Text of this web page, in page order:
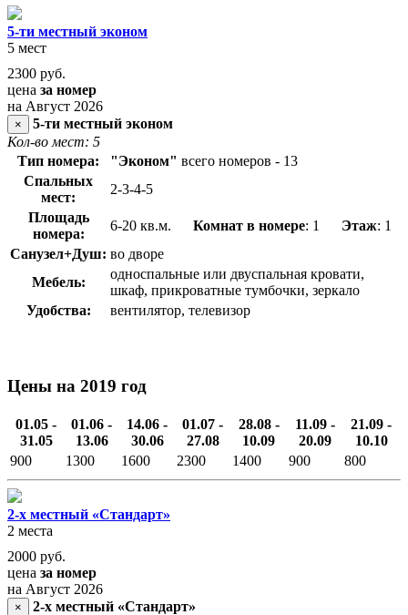
5-ти местный эконом
5 мест
2300 руб.
цена за номер
на Август 2026
×
5-ти местный эконом
Кол-во мест: 5
Тип номера:
"Эконом" всего номеров - 13
Спальных
мест:
2-3-4-5
Площадь
номера:
6-20 кв.м. Комнат в номере: 1 Этаж: 1
Санузел+Душ: во дворе
Мебель:
односпальные или двуспальная кровати,
шкаф, прикроватные тумбочки, зеркало
Удобства:
вентилятор, телевизор
Цены на 2019 год
01.05 -
31.05
01.06 -
13.06
14.06 -
30.06
01.07 -
27.08
28.08 -
10.09
11.09 -
20.09
21.09 -
10.10
900
1300 1600 2300 1400 900 800
2-х местный «Стандарт»
2 места
2000 руб.
цена за номер
на Август 2026
×
2-х местный «Стандарт»